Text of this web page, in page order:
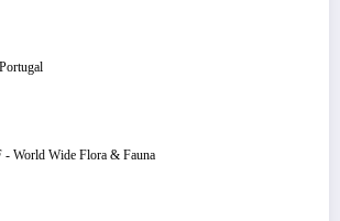
- World Wide Flora & Fauna